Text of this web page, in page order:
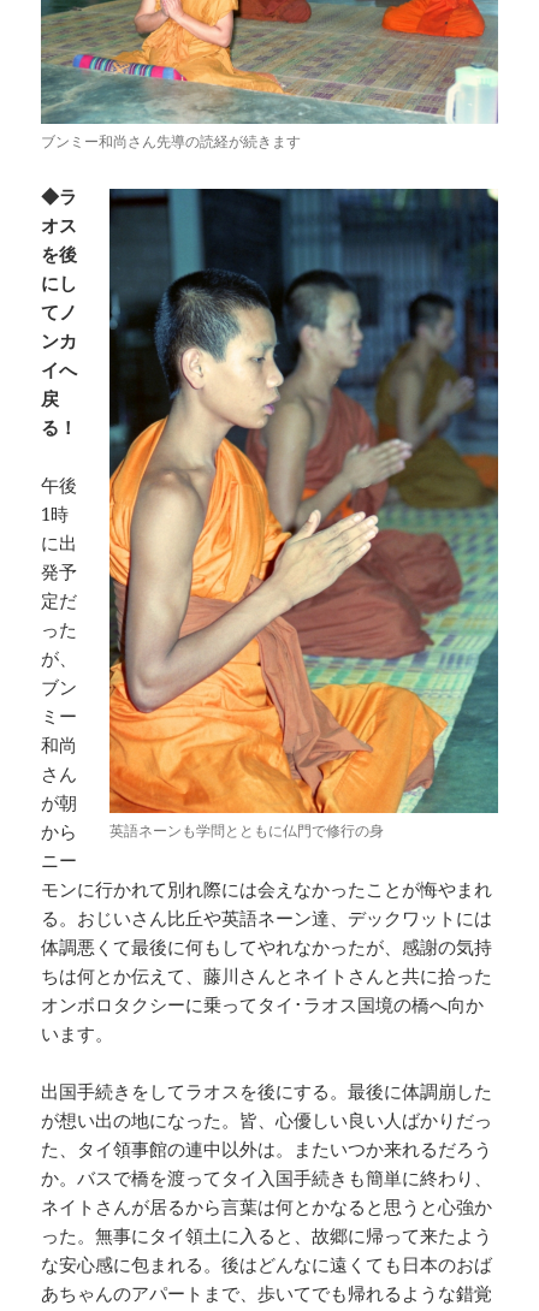
ブンミー和尚さん先導の読経が続きます
英語ネーンも学問とともに仏門で修行の身
◆ラ
オス
を後
にし
てノ
ンカ
イへ
戻
る！
午後
1時
に出
発予
定だ
った
が、
ブン
ミー
和尚
さん
が朝
から
ニー
モンに行かれて別れ際には会えなかったことが悔やまれ
る。おじいさん比丘や英語ネーン達、デックワットには
体調悪くて最後に何もしてやれなかったが、感謝の気持
ちは何とか伝えて、藤川さんとネイトさんと共に拾った
オンボロタクシーに乗ってタイ･ラオス国境の橋へ向か
います。
出国手続きをしてラオスを後にする。最後に体調崩した
が想い出の地になった。皆、心優しい良い人ばかりだっ
た、タイ領事館の連中以外は。またいつか来れるだろう
か。バスで橋を渡ってタイ入国手続きも簡単に終わり、
ネイトさんが居るから言葉は何とかなると思うと心強か
った。無事にタイ領土に入ると、故郷に帰って来たよう
な安心感に包まれる。後はどんなに遠くても日本のおば
あちゃんのアパートまで、歩いてでも帰れるような錯覚